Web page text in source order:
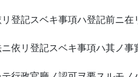
登記スベキ事項ハ登記前ニ
依リ登記スベキ事項ハ其ノ